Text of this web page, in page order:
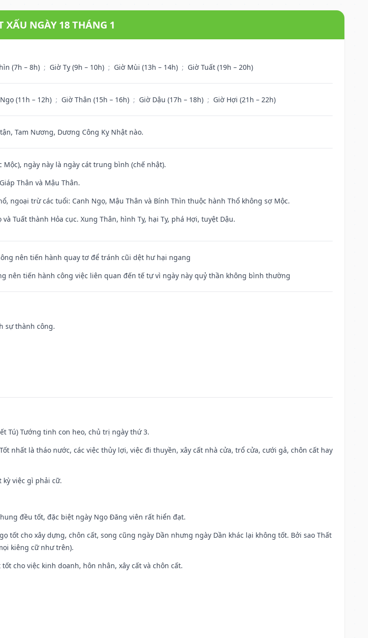
XẤU NGÀY 18 THÁNG 1
(7h – 8h) ; Giờ Tỵ (9h – 10h) ; Giờ Mùi (13h – 14h) ; Giờ Tuất (19h – 20h)
(11h – 12h) ; Giờ Thân (15h – 16h) ; Giờ Dậu (17h – 18h) ; Giờ Hợi (21h – 22h)
Tam Nương, Dương Công Kỵ Nhật nào.
Mộc), ngày này là ngày cát trung bình (chế nhật).
Thân và Mậu Thân.
ngoại trừ các tuổi: Canh Ngọ, Mậu Thân và Bính Thìn thuộc hành Thổ không sợ Mộc.
Tuất thành Hỏa cục. Xung Thân, hình Tỵ, hại Tỵ, phá Hợi, tuyệt Dậu.
nên tiến hành quay tơ để tránh cũi dệt hư hại ngang
nên tiến hành công việc liên quan đến tế tự vì ngày này quỷ thần không bình thường
sự thành công.
Tú) Tướng tinh con heo, chủ trị ngày thứ 3.
nhất là tháo nước, các việc thủy lợi, việc đi thuyền, xây cất nhà cửa, trổ cửa, cưới gả, chôn cất hay
kỳ việc gì phải cữ.
đều tốt, đặc biệt ngày Ngọ Đăng viên rất hiển đạt.
tốt cho xây dựng, chôn cất, song cũng ngày Dần nhưng ngày Dần khác lại không tốt. Bởi sao Thất
kiêng cữ như trên).
cho việc kinh doanh, hôn nhân, xây cất và chôn cất.